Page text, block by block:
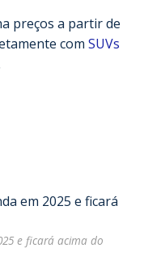
preços a partir de
com SUVs
e ficará acima do